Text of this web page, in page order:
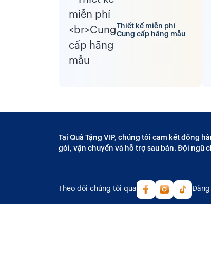
Thiết kế miễn phí
Cung cấp hãng mẫu
Tại Quà Tặng VIP, chúng tôi cam kết đồng
gói, vận chuyển và hỗ trợ sau bán. Đội ngũ
Theo dõi chúng tôi qua Đăng